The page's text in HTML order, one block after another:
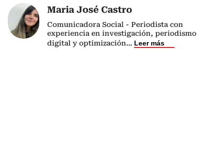
Maria José Castro
Comunicadora Social - Periodista con
experiencia en investigación, periodismo
digital y optimización... Leer más